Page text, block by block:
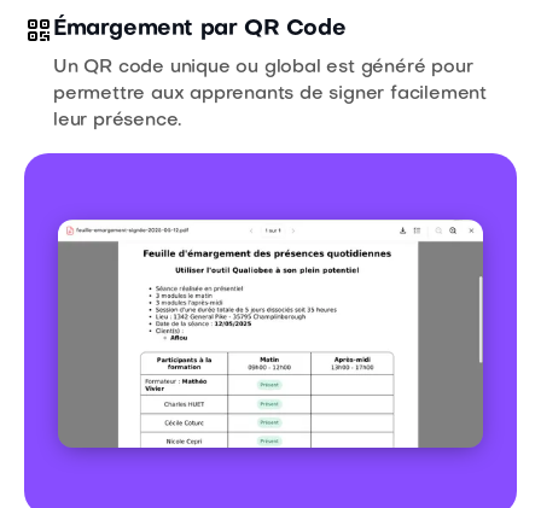
Émargement par QR Code
Un QR code unique ou global est généré pour
permettre aux apprenants de signer facilement
leur présence.